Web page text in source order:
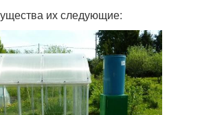
их следующие: